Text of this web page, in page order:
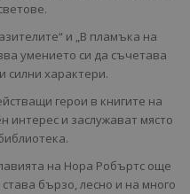
и „В пламъка на
умението си да съчетава
силни характери.
герои в книгите на
интерес и заслужават място
на Нора Робъртс още
бързо, лесно и на много